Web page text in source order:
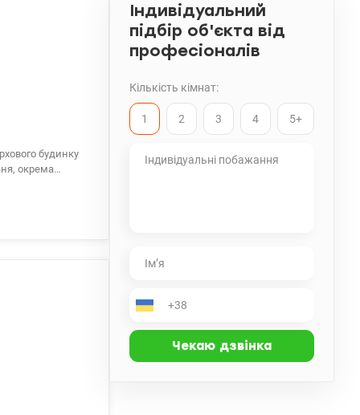
будинку
окрема
Індивідуальний
підбір об'єкта від
професіоналів
Кількість кімнат:
1 2 3 4 5+